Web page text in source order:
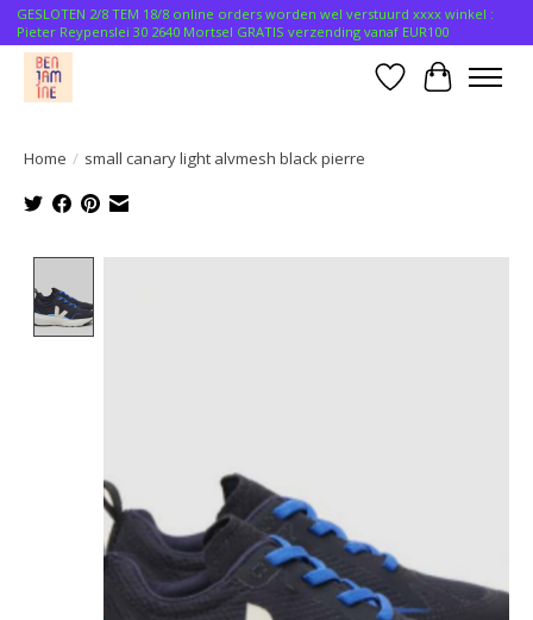
GESLOTEN 2/8 TEM 18/8 online orders worden wel verstuurd xxxx winkel :
Pieter Reypenslei 30 2640 Mortsel GRATIS verzending vanaf EUR100
Verlanglijst
Home / small canary light alvmesh black pierre